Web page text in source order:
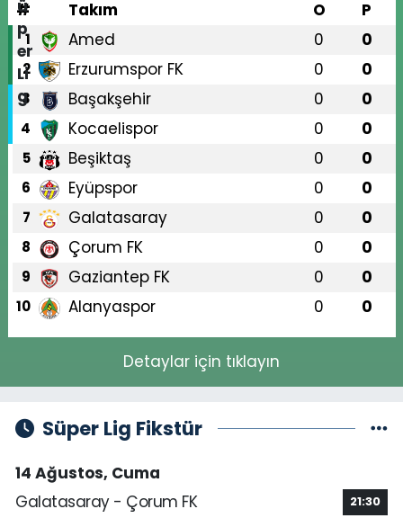
# Takım O P
1 Amed 0 0
2 Erzurumspor FK 0 0
3 Başakşehir 0 0
4 Kocaelispor 0 0
5 Beşiktaş 0 0
6 Eyüpspor 0 0
7 Galatasaray 0 0
8 Çorum FK 0 0
9 Gaziantep FK 0 0
10 Alanyaspor 0 0
Detaylar için tıklayın
Süper Lig Fikstür
14 Ağustos, Cuma
Galatasaray - Çorum FK
21:30